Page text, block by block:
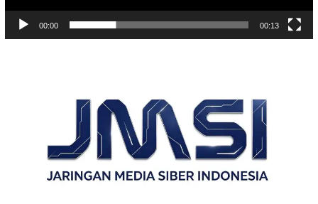
00:00 00:13